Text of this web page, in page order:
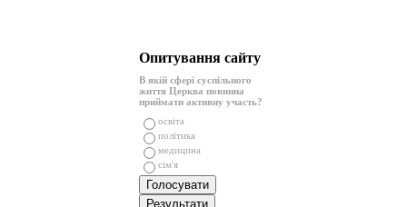
Опитування сайту
В якій сфері суспільного
життя Церква повинна
приймати активну участь?
освіта
політика
медицина
сім'я